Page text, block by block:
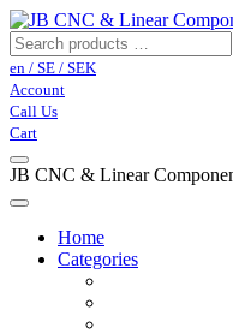
en / SE / SEK
Account
Call Us
Cart
JB CNC & Linear
Home
Categories